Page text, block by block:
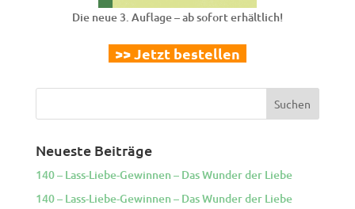
Die neue 3. Auflage – ab sofort erhältlich!
>> Jetzt bestellen
Neueste Beiträge
140 – Lass-Liebe-Gewinnen – Das Wunder der Liebe
140 – Lass-Liebe-Gewinnen – Das Wunder der Liebe